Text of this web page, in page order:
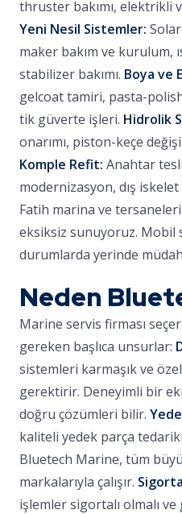
thruster bakımı, elektrikli
Yeni Nesil Sistemler:
maker bakım ve kurulum,
stabilizer bakımı. Boya ve
gelcoat tamiri, pasta-
tik güverte işleri. Hidrolik
onarımı, piston-keçe
Komple Refit: Anahtar
modernizasyon, dış iskelet
Fatih marina ve
eksiksiz sunuyoruz. Mobil
durumlarda yerinde
Neden
Marine servis firması
gereken başlıca unsurlar:
sistemleri karmaşık ve
gerektirir. Deneyimli bir
doğru çözümleri bilir.
kaliteli yedek parça
Bluetech Marine, tüm
markalarıyla çalışır.
işlemler sigortalı olmalı